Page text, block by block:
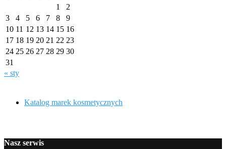
1
2
3
4 5 6 7 8
9
10 11 12 13 14 15 16
17 18 19 20 21 22 23
24 25 26 27 28 29 30
31
« sty
Katalog marek kosmetycznych
Nasz serwis